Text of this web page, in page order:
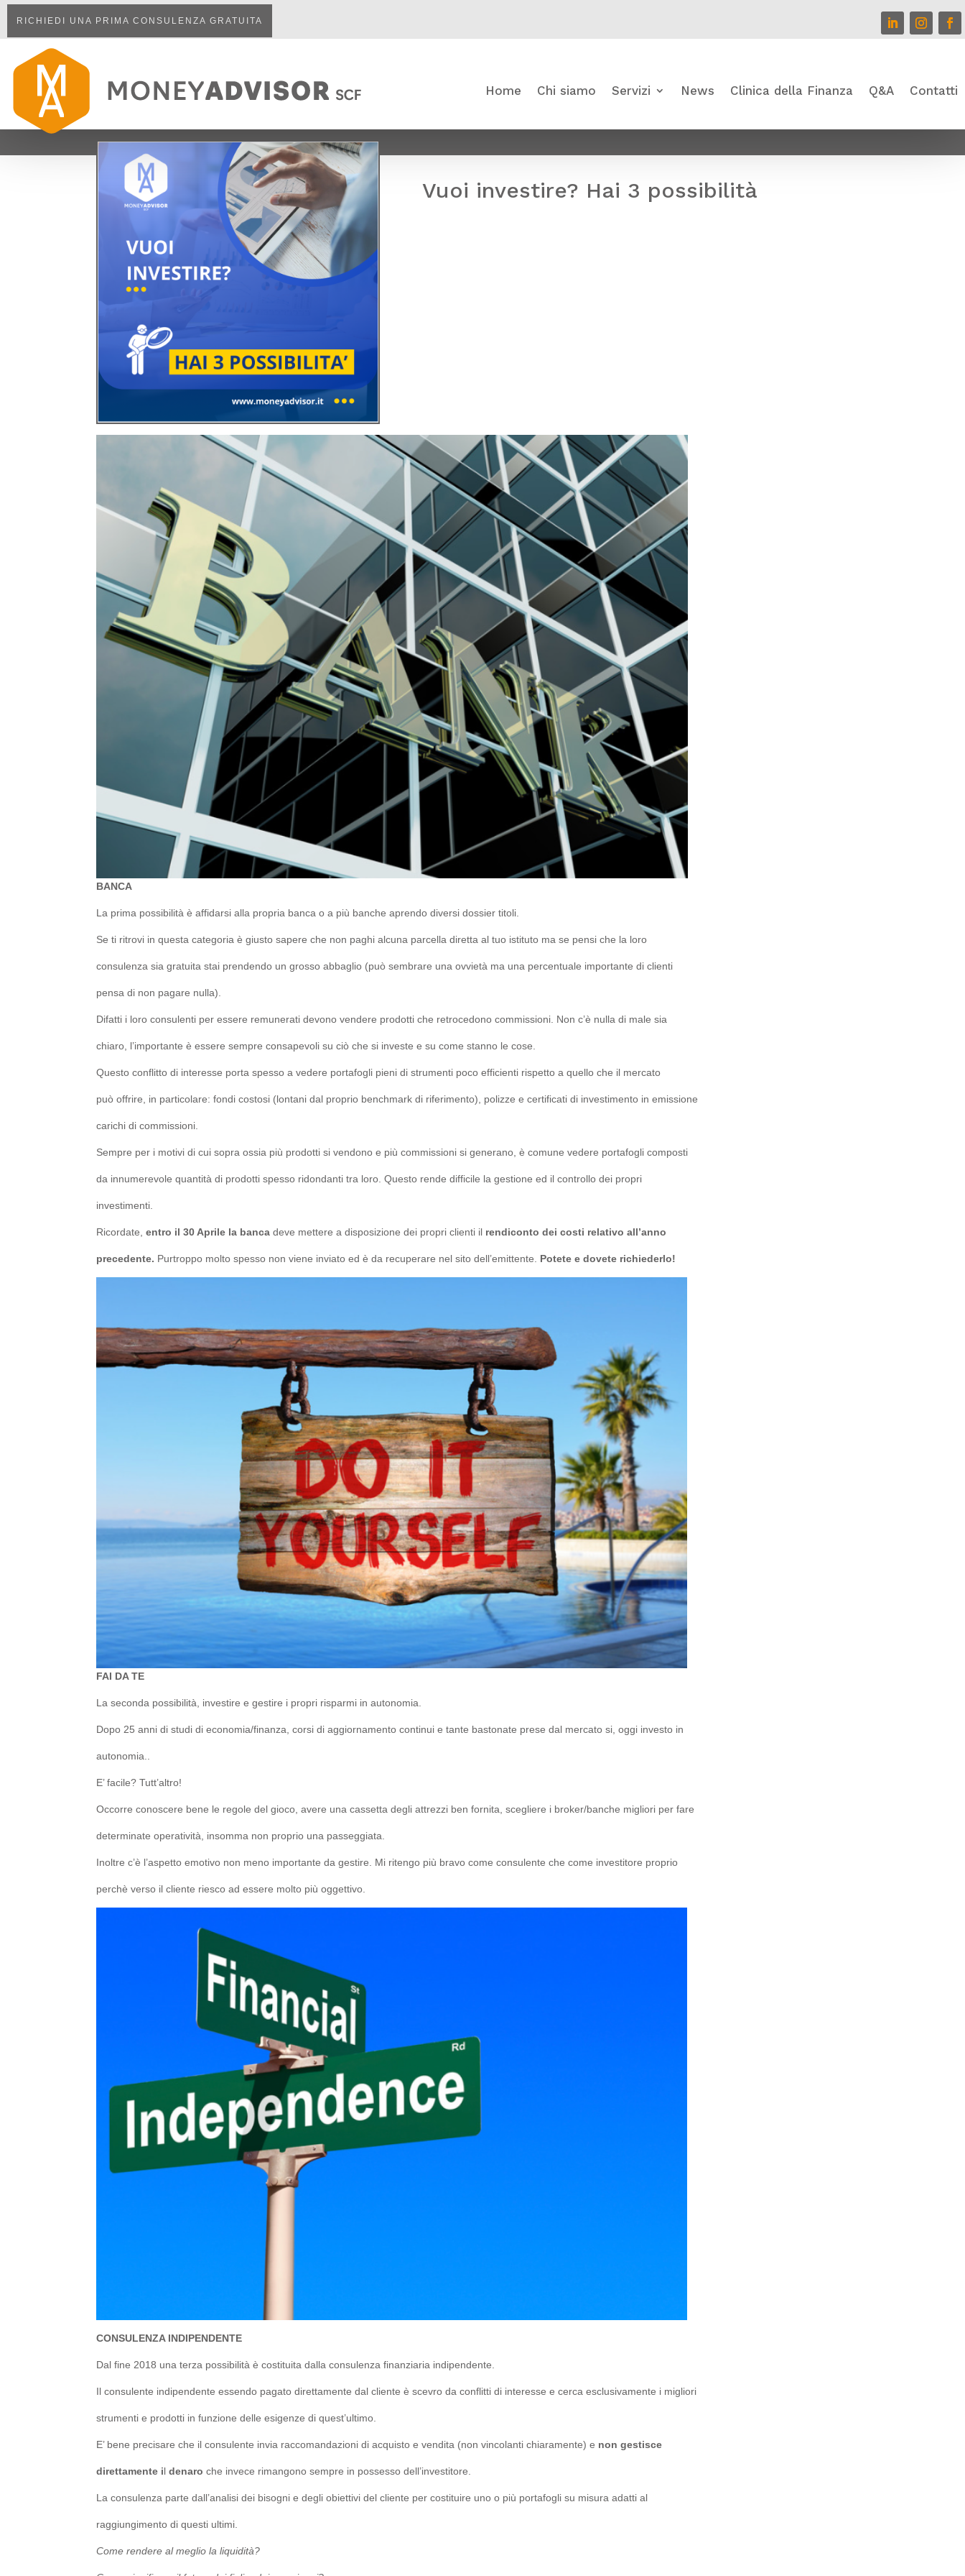
RICHIEDI UNA PRIMA CONSULENZA GRATUITA
Home Chi siamo Servizi News Clinica della Finanza Q&A Contatti
Vuoi investire? Hai 3 possibilità
BANCA
La prima possibilità è affidarsi alla propria banca o a più banche aprendo diversi dossier titoli.
Se ti ritrovi in questa categoria è giusto sapere che non paghi alcuna parcella diretta al tuo istituto ma se pensi che la loro
consulenza sia gratuita stai prendendo un grosso abbaglio (può sembrare una ovvietà ma una percentuale importante di clienti
pensa di non pagare nulla).
Difatti i loro consulenti per essere remunerati devono vendere prodotti che retrocedono commissioni. Non c’è nulla di male sia
chiaro, l’importante è essere sempre consapevoli su ciò che si investe e su come stanno le cose.
Questo conflitto di interesse porta spesso a vedere portafogli pieni di strumenti poco efficienti rispetto a quello che il mercato
può offrire, in particolare: fondi costosi (lontani dal proprio benchmark di riferimento), polizze e certificati di investimento in emissione
carichi di commissioni.
Sempre per i motivi di cui sopra ossia più prodotti si vendono e più commissioni si generano, è comune vedere portafogli composti
da innumerevole quantità di prodotti spesso ridondanti tra loro. Questo rende difficile la gestione ed il controllo dei propri
investimenti.
Ricordate,entro il 30 Aprile la banca deve mettere a disposizione dei propri clienti il rendiconto dei costi relativo all’anno
precedente. Purtroppo molto spesso non viene inviato ed è da recuperare nel sito dell’emittente. Potete e dovete richiederlo!
FAI DA TE
La seconda possibilità, investire e gestire i propri risparmi in autonomia.
Dopo 25 anni di studi di economia/finanza, corsi di aggiornamento continui e tante bastonate prese dal mercato si, oggi investo in
autonomia..
E’ facile? Tutt’altro!
Occorre conoscere bene le regole del gioco, avere una cassetta degli attrezzi ben fornita, scegliere i broker/banche migliori per fare
determinate operatività, insomma non proprio una passeggiata.
Inoltre c’è l’aspetto emotivo non meno importante da gestire. Mi ritengo più bravo come consulente che come investitore proprio
perchè verso il cliente riesco ad essere molto più oggettivo.
CONSULENZA INDIPENDENTE
Dal fine 2018 una terza possibilità è costituita dalla consulenza finanziaria indipendente.
Il consulente indipendente essendo pagato direttamente dal cliente è scevro da conflitti di interesse e cerca esclusivamente i migliori
strumenti e prodotti in funzione delle esigenze di quest’ultimo.
E’ bene precisare che il consulente invia raccomandazioni di acquisto e vendita (non vincolanti chiaramente) e non gestisce
direttamente ildenaro che invece rimangono sempre in possesso dell’investitore.
La consulenza parte dall’analisi dei bisogni e degli obiettivi del cliente per costituire uno o più portafogli su misura adatti al
raggiungimento di questi ultimi.
Come rendere al meglio la liquidità?